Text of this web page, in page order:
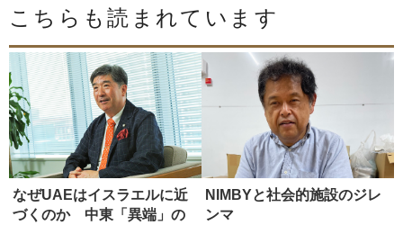
こちらも読まれています
なぜUAEはイスラエルに近
づくのか 中東「異端」の
NIMBYと社会的施設のジレ
ンマ